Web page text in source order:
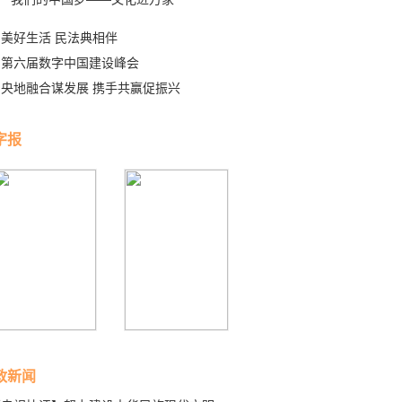
美好生活 民法典相伴
第六届数字中国建设峰会
央地融合谋发展 携手共赢促振兴
报
新闻